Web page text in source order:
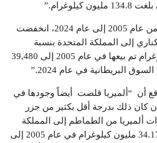
وأكد التقرير انه “في الفترة من عام 2005 إلى عام 2024، انخفضت
إلى المملكة المتحدة بنسبة
99.5%، من 73.14 مليون كيلوغرام تم بيعها في عام 2005 إلى 39,480
البريطانية في عام 2024.”
أن “ألميريا قلصت أيضاً وجودها في
كان ذلك بدرجة أقل بكثير من جزر
ألميريا من الطماطم إلى المملكة
المتحدة بنسبة 32.43%، من 34.17 مليون كيلوغرام في عام 2005 إلى